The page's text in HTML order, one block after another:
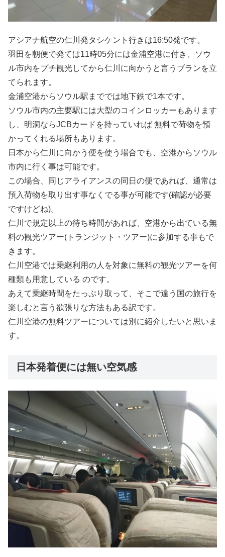
アシアナ航空の仁川発タシケント行きは16:50発です。
羽田を朝便で発ては11時05分には金浦空港に付き、ソウ
ル市内をプチ観光してから仁川に向かうと言うブランを立
てられます。
金浦空港からソウル駅まででは地下鉄で1本です。
ソウル市内の主要駅には大型のコインロッカーもあります
し、明洞ならJCBカードを持っていれば 無料で荷物を預
かってくれる場所もあります。
日本から仁川に向かう便を使う場合でも、空港からソウル
市内に行く事は可能です。
この場合、同じアライアンスの同日の便であれば、通常は
預入荷物を取り出す事なくでる事が可能です(確認が必要
ですけどね)。
仁川で規定以上の待ち時間があれば、空港から出ている無
料の観光ツアー(トランジット・ツアー)に参加する事もで
きます。
仁川空港では乗継利用の人を対象に無料の観光ツアーを何
種類も用意している のです。
あえて乗継時間をたっぷり取って、そこで違う国の旅行を
楽しむと言う欲張りな方法もある訳です。
仁川空港の無料ツアーについては別に紹介したいと思いま
す。
日本発着便には無い空気感